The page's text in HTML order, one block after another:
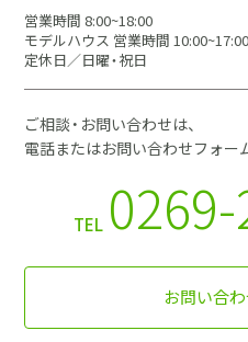
営業時間 8:00~18:00
モデルハウス 営業時間 10:00~17:00
定休日／日曜・祝日
ご相談・お問い合わせは、
電話またはお問い合わせフォー
TEL
お問い合